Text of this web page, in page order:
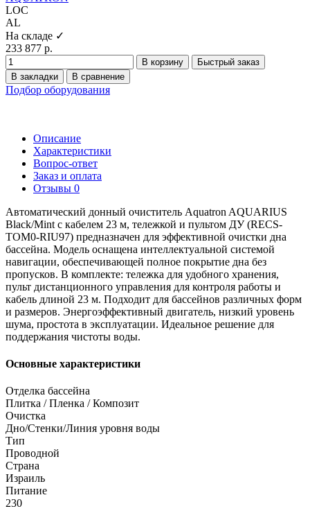
LOC
AL
На складе ✓
233 877 р.
В корзину
Быстрый заказ
В закладки
В сравнение
Подбор оборудования
Описание
Характеристики
Вопрос-ответ
Заказ и оплата
Отзывы 0
Автоматический донный очиститель Aquatron AQUARIUS
Black/Mint с кабелем 23 м, тележкой и пультом ДУ (RECS-
TOM0-RIU97) предназначен для эффективной очистки дна
бассейна. Модель оснащена интеллектуальной системой
навигации, обеспечивающей полное покрытие дна без
пропусков. В комплекте: тележка для удобного хранения,
пульт дистанционного управления для контроля работы и
кабель длиной 23 м. Подходит для бассейнов различных форм
и размеров. Энергоэффективный двигатель, низкий уровень
шума, простота в эксплуатации. Идеальное решение для
поддержания чистоты воды.
Основные характеристики
Отделка бассейна
Плитка / Пленка / Композит
Очистка
Дно/Стенки/Линия уровня воды
Тип
Проводной
Страна
Израиль
Питание
230